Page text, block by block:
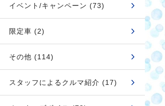
イベント/キャンペーン (73)
限定車 (2)
その他 (114)
スタッフによるクルマ紹介 (17)